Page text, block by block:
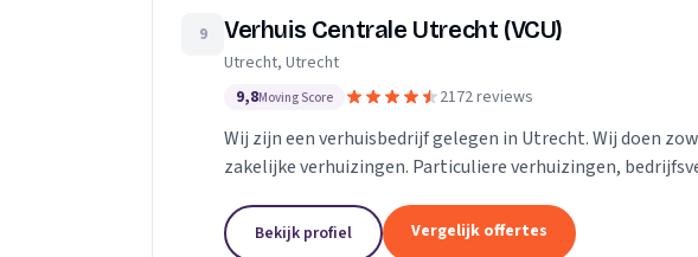
9 Verhuis Centrale Utrecht (VCU)
Utrecht, Utrecht
9,8Moving Score 2172 reviews
Wij zijn een verhuisbedrijf gelegen in Utrecht. Wij doen
zakelijke verhuizingen. Particuliere verhuizingen,
Bekijk profiel Vergelijk offertes